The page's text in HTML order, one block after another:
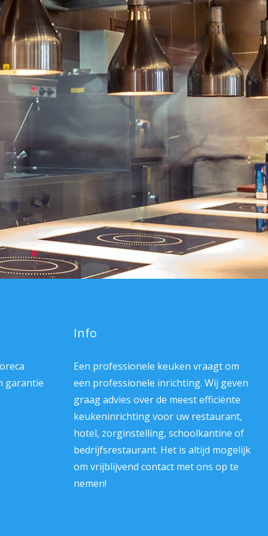
waardoor het geluid
gehalveerd wordt.
62-72dB.
Met HEPA filter.
Verwisselbare
watertank 480ml.
Luchtsnelheid: 234-
410 km/u.
Droogtijd: 8-15
seconden.
100% recyclebaar.
Met automatische
veiligheid switch-off
na 30 seconden
continue gebruik.
garantie
Info
Een professionele keuken vraagt om
een professionele inrichting. Wij geven
graag advies over de meest efficiënte
keukeninrichting voor uw restaurant,
hotel, zorginstelling, schoolkantine of
bedrijfsrestaurant. Het is altijd mogelijk
om vrijblijvend contact met ons op te
nemen!